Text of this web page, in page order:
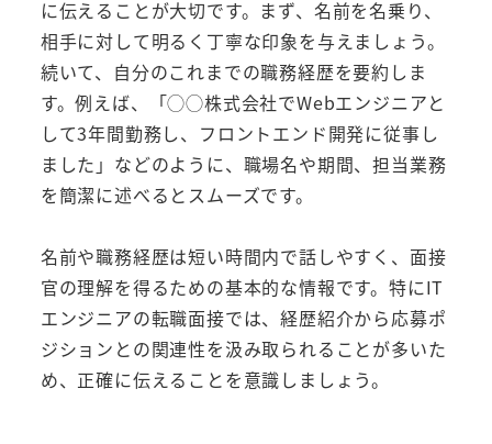
に伝えることが大切です。まず、名前を名乗り、
相手に対して明るく丁寧な印象を与えましょう。
続いて、自分のこれまでの職務経歴を要約しま
す。例えば、「◯◯株式会社でWebエンジニアと
して3年間勤務し、フロントエンド開発に従事し
ました」などのように、職場名や期間、担当業務
を簡潔に述べるとスムーズです。
名前や職務経歴は短い時間内で話しやすく、面接
官の理解を得るための基本的な情報です。特にIT
エンジニアの転職面接では、経歴紹介から応募ポ
ジションとの関連性を汲み取られることが多いた
め、正確に伝えることを意識しましょう。